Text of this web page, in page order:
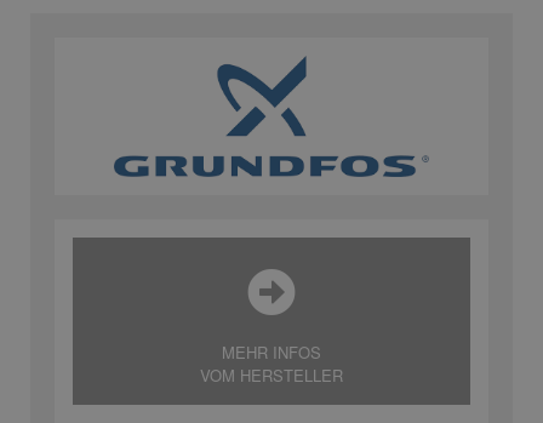
MEHR INFOS
VOM HERSTELLER